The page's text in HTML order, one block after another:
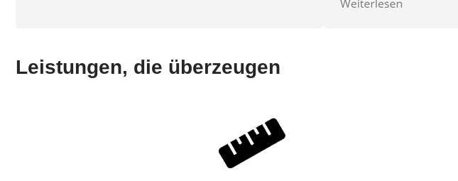
Leistungen, die überzeugen